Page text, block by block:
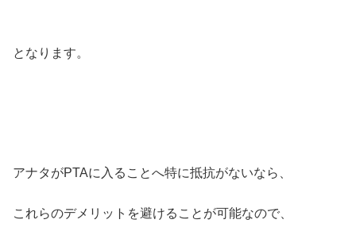
となります。
アナタがPTAに入ることへ特に抵抗がないなら、
これらのデメリットを避けることが可能なので、